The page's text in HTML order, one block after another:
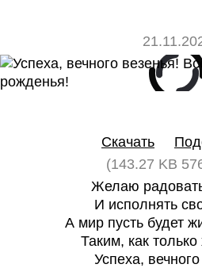
Скачать
(143.27 KB
Желаю
И исполнять
А мир пусть будет
Таким, как
Успеха,